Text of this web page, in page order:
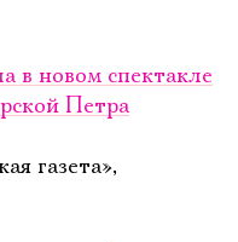
в новом спектакле
Петра
газета»,